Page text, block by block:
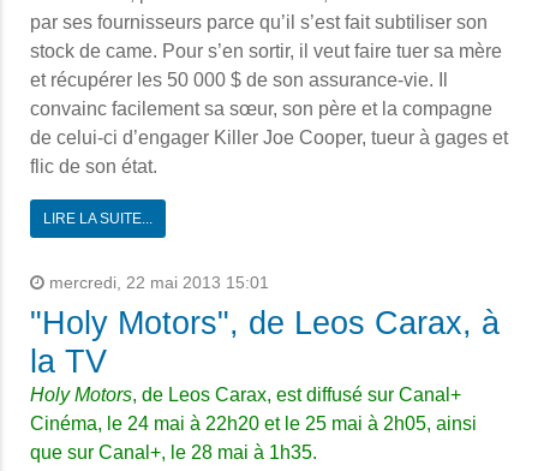
par ses fournisseurs parce qu’il s’est fait subtiliser son
stock de came. Pour s’en sortir, il veut faire tuer sa mère
et récupérer les 50 000 $ de son assurance-vie. Il
convainc facilement sa sœur, son père et la compagne
de celui-ci d’engager Killer Joe Cooper, tueur à gages et
flic de son état.
LIRE LA SUITE...
mercredi, 22 mai 2013 15:01
"Holy Motors", de Leos Carax, à
la TV
Holy Motors, de Leos Carax, est diffusé sur Canal+
Cinéma, le 24 mai à 22h20 et le 25 mai à 2h05, ainsi
que sur Canal+, le 28 mai à 1h35.